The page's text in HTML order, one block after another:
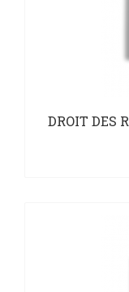
DROIT DES